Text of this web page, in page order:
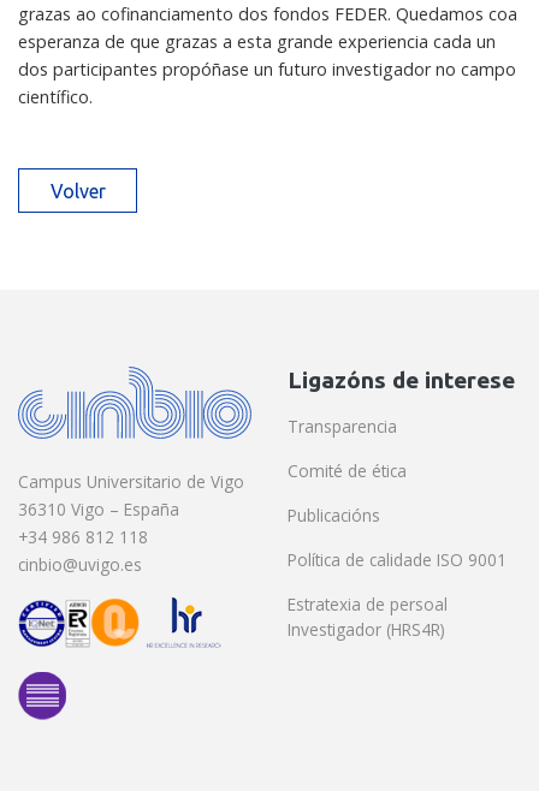
grazas ao cofinanciamento dos fondos FEDER. Quedamos coa
esperanza de que grazas a esta grande experiencia cada un
dos participantes propóñase un futuro investigador no campo
científico.
Volver
Campus Universitario de Vigo
36310 Vigo – España
+34 986 812 118
cinbio@uvigo.es
Ligazóns de interese
Transparencia
Comité de ética
Publicacións
Política de calidade ISO 9001
Estratexia de persoal
Investigador (HRS4R)